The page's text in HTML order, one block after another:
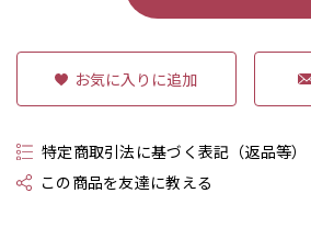
特定商取引法に基づく表記（返品等）
この商品を友達に教える